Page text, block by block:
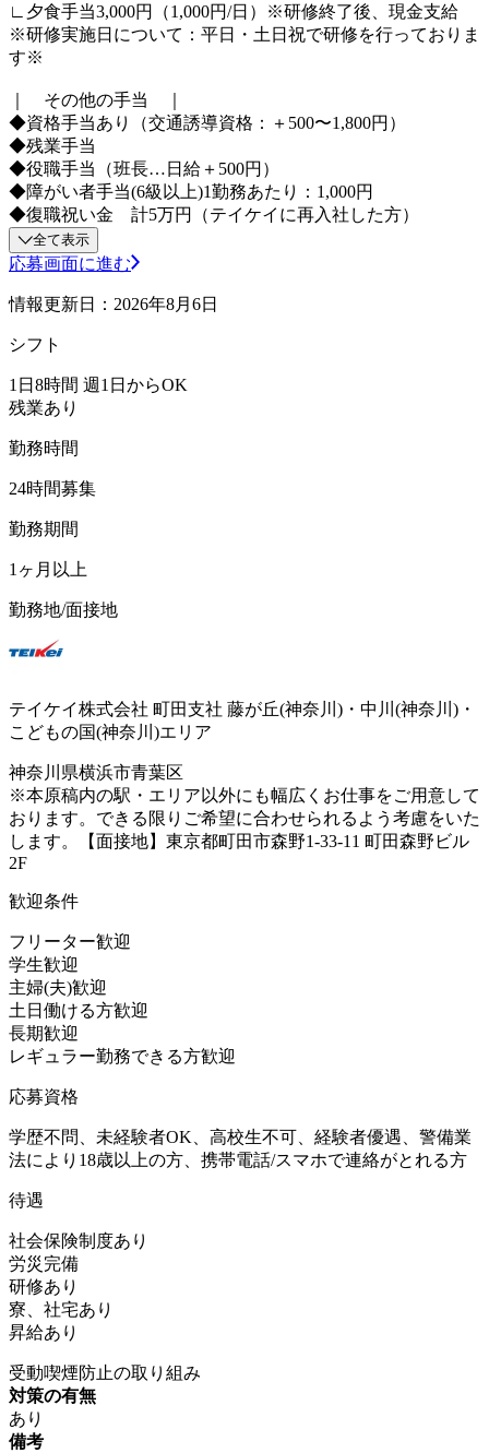
∟夕食手当3,000円（1,000円/日）※研修終了後、現金支給
※研修実施日について：平日・土日祝で研修を行っておりま
す※
｜ その他の手当 ｜
◆資格手当あり（交通誘導資格：＋500〜1,800円）
◆残業手当
◆役職手当（班長…日給＋500円）
◆障がい者手当(6級以上)1勤務あたり：1,000円
◆復職祝い金 計5万円（テイケイに再入社した方）
全て表示
応募画面に進む
情報更新日：2026年8月6日
シフト
1日8時間 週1日からOK
残業あり
勤務時間
24時間募集
勤務期間
1ヶ月以上
勤務地/面接地
テイケイ株式会社 町田支社 藤が丘(神奈川)・中川(神奈川)・
こどもの国(神奈川)エリア
神奈川県横浜市青葉区
※本原稿内の駅・エリア以外にも幅広くお仕事をご用意して
おります。できる限りご希望に合わせられるよう考慮をいた
します。【面接地】東京都町田市森野1-33-11 町田森野ビル
2F
歓迎条件
フリーター歓迎
学生歓迎
主婦(夫)歓迎
土日働ける方歓迎
長期歓迎
レギュラー勤務できる方歓迎
応募資格
学歴不問、未経験者OK、高校生不可、経験者優遇、警備業
法により18歳以上の方、携帯電話/スマホで連絡がとれる方
待遇
社会保険制度あり
労災完備
研修あり
寮、社宅あり
昇給あり
受動喫煙防止の取り組み
対策の有無
あり
備考